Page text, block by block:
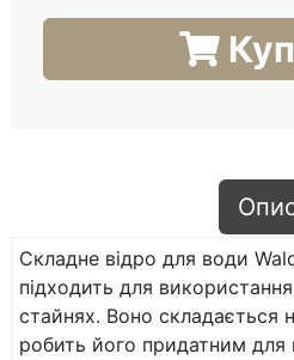
Складне відро для води
підходить для
стайнях. Воно складається
робить його придатним для